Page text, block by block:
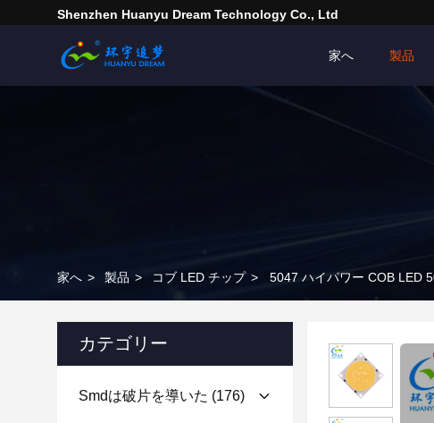
Shenzhen Huanyu Dream Technology Co., Ltd
家へ 製品
家へ > 製品 > コブ LED チップ > 5047 ハイパワー COB LED
カテゴリー
Smdは破片を導いた (176)